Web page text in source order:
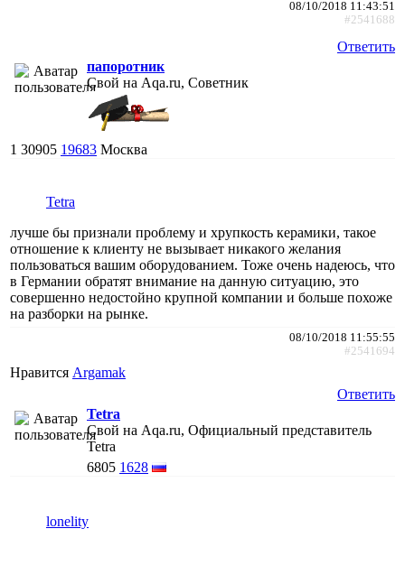
08/10/2018 11:43:51
#2541688
Ответить
папоротник
Свой на Aqa.ru, Советник
1 30905 19683 Москва
Tetra
лучше бы признали проблему и хрупкость керамики, такое
отношение к клиенту не вызывает никакого желания
пользоваться вашим оборудованием. Тоже очень надеюсь, что
в Германии обратят внимание на данную ситуацию, это
совершенно недостойно крупной компании и больше похоже
на разборки на рынке.
08/10/2018 11:55:55
#2541694
Нравится Argamak
Ответить
Tetra
Свой на Aqa.ru, Официальный представитель
Tetra
6805 1628
lonelity